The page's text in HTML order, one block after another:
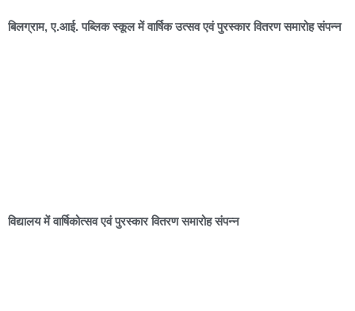
बिलग्राम, ए.आई. पब्लिक स्कूल में वार्षिक उत्सव एवं पुरस्कार वितरण समारोह संपन्न
विद्यालय में वार्षिकोत्सव एवं पुरस्कार वितरण समारोह संपन्न